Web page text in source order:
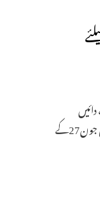
امن انعام2022کیلئے
بازونظریات کی حامل اکثریت کے نشانے پر ہیں۔ اسی سال جون27کے